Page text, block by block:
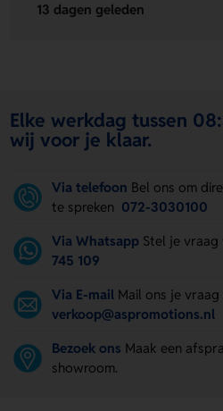
13 dagen geleden
Elke werkdag tussen
wij voor je klaar.
Via telefoon Bel ons om
te spreken 072-3030100
Via Whatsapp Stel je vraag
745 109
Via E-mail Mail ons je vraag
verkoop@aspromotions.nl
Bezoek ons Maak een
showroom.